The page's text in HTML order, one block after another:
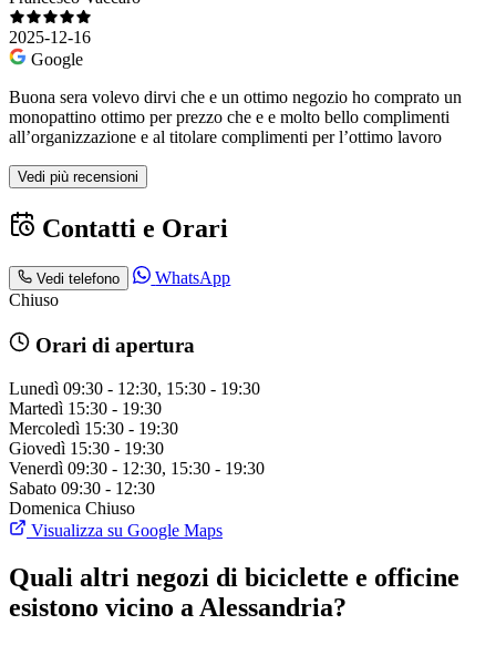
2025-12-16
Google
Buona sera volevo dirvi che e un ottimo negozio ho comprato un
monopattino ottimo per prezzo che e e molto bello complimenti
all’organizzazione e al titolare complimenti per l’ottimo lavoro
Vedi più recensioni
Contatti e Orari
Vedi telefono
WhatsApp
Chiuso
Orari di apertura
Lunedì 09:30 - 12:30, 15:30 - 19:30
Martedì 15:30 - 19:30
Mercoledì 15:30 - 19:30
Giovedì 15:30 - 19:30
Venerdì 09:30 - 12:30, 15:30 - 19:30
Sabato 09:30 - 12:30
Domenica Chiuso
Visualizza su Google Maps
Quali altri negozi di biciclette e officine
esistono vicino a Alessandria?